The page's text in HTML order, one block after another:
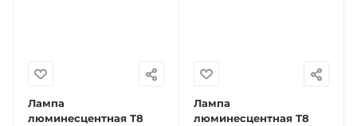
Лампа
люминесцентная T8
Лампа
люминесцентная T8